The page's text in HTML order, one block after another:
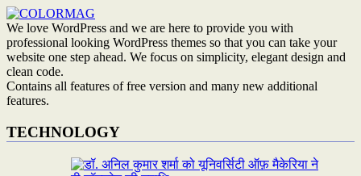
We love WordPress and we are here to provide you with
professional looking WordPress themes so that you can take your
website one step ahead. We focus on simplicity, elegant design and
clean code.
Contains all features of free version and many new additional
features.
TECHNOLOGY